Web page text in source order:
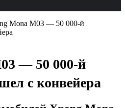
Mona M03 — 50 000-й
— 50 000-й
с конвейера